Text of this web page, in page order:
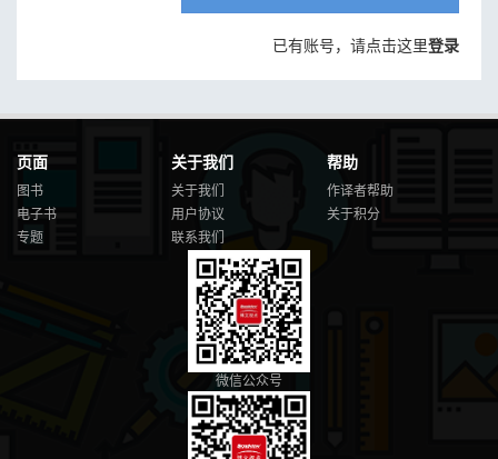
已有账号，请点击这里登录
页面
图书
电子书
专题
关于我们
关于我们
用户协议
联系我们
帮助
作译者帮助
关于积分
微信公众号